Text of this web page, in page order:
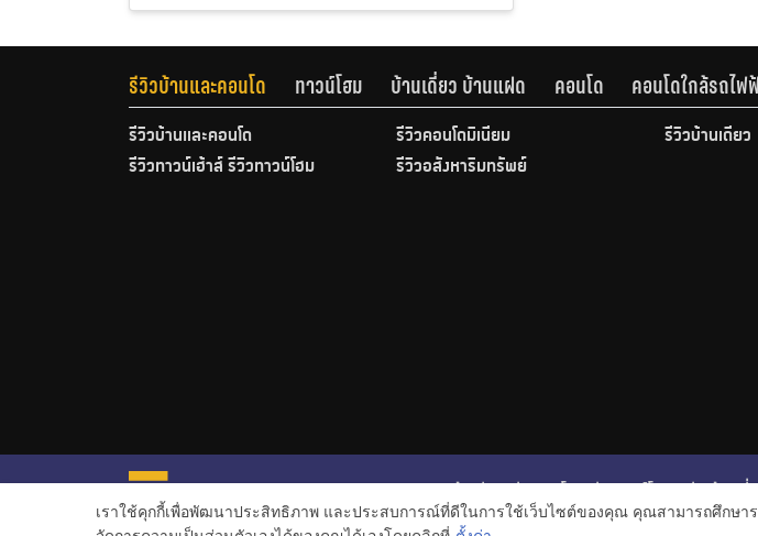
รีวิวบ้านและคอนโด ทาวน์โฮม บ้านเดี่ยว บ้านแฝด คอนโด คอนโดใกล้รถไ
รีวิวบ้านและคอนโด รีวิวคอนโดมิเนียม
รีวิวบ้านเดี่ยว
รีวิวทาวน์เฮ้าส์ รีวิวทาวน์โฮม
รีวิวอสังหาริมทรัพย์
หน้าหลัก รีวิวคอนโด รีวิวทาวน์โฮม รีวิวบ้านเดี่
ข่าวอสังหาริมทรัพย์
โปรโมชั่นบ้านและคอนโด
เราใช้คุกกี้เพื่อพัฒนาประสิทธิภาพ และประสบการณ์ที่ดีในการใช้เว็บไซต์ของคุณ คุณสามารถศึกษาร